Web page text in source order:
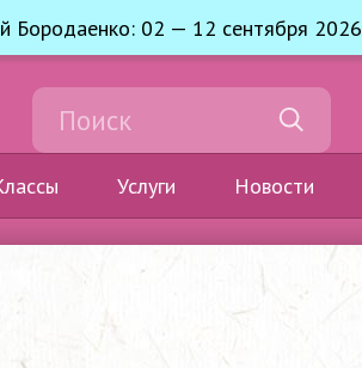
Бородаенко: 02 — 12 сентября 2026
Услуги Новости